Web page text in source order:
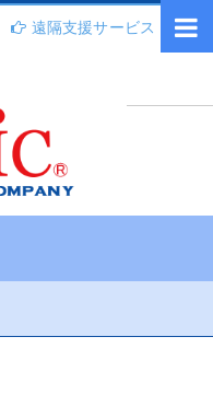
遠隔支援サービス